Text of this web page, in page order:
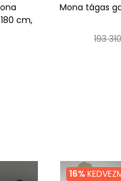
cm,
Mona tágas
193
16%